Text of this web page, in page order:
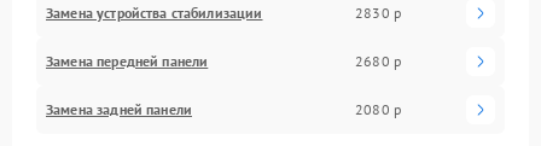
Замена устройства стабилизации 2830 р
Замена передней панели 2680 р
Замена задней панели 2080 р